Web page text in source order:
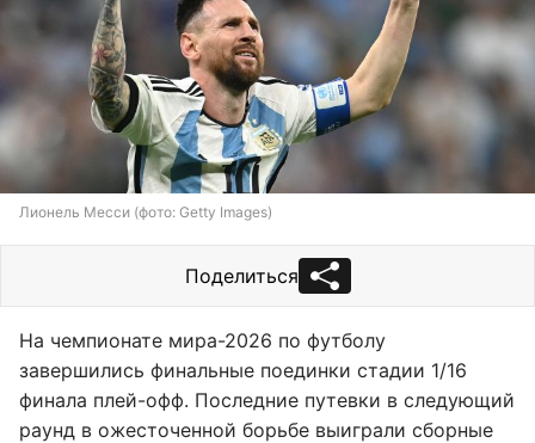
Лионель Месси (фото: Getty Images)
Поделиться
На чемпионате мира-2026 по футболу
завершились финальные поединки стадии 1/16
финала плей-офф. Последние путевки в следующий
раунд в ожесточенной борьбе выиграли сборные